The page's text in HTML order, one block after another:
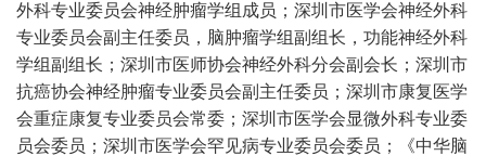
外科专业委员会神经肿瘤学组成员；深圳市医学会神经外科
专业委员会副主任委员，脑肿瘤学组副组长，功能神经外科
学组副组长；深圳市医师协会神经外科分会副会长；深圳市
抗癌协会神经肿瘤专业委员会副主任委员；深圳市康复医学
会重症康复专业委员会常委；深圳市医学会显微外科专业委
员会委员；深圳市医学会罕见病专业委员会委员；《中华脑